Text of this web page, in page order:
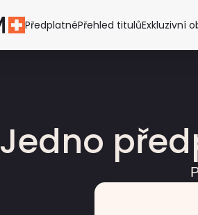
PředplatnéPřehled titulůExkluzivní
Jedno